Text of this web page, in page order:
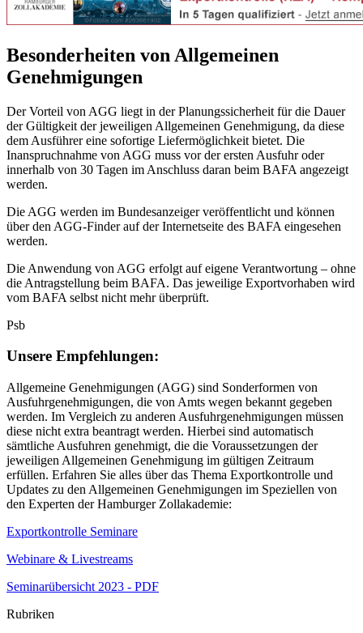
Besonderheiten von Allgemeinen
Genehmigungen
Der Vorteil von AGG liegt in der Planungssicherheit für die Dauer
der Gültigkeit der jeweiligen Allgemeinen Genehmigung, da diese
dem Ausführer eine sofortige Liefermöglichkeit bietet. Die
Inanspruchnahme von AGG muss vor der ersten Ausfuhr oder
innerhalb von 30 Tagen im Anschluss daran beim BAFA angezeigt
werden.
Die AGG werden im Bundesanzeiger veröffentlicht und können
über den AGG-Finder auf der Internetseite des BAFA eingesehen
werden.
Die Anwendung von AGG erfolgt auf eigene Verantwortung – ohne
die Antragstellung beim BAFA. Das jeweilige Exportvorhaben wird
vom BAFA selbst nicht mehr überprüft.
Psb
Unsere Empfehlungen:
Allgemeine Genehmigungen (AGG) sind Sonderformen von
Ausfuhrgenehmigungen, die von Amts wegen bekannt gegeben
werden. Im Vergleich zu anderen Ausfuhrgenehmigungen müssen
diese nicht extra beantragt werden. Hierbei sind automatisch
sämtliche Ausfuhren genehmigt, die die Voraussetzungen der
jeweiligen Allgemeinen Genehmigung im gültigen Zeitraum
erfüllen. Erfahren Sie alles über das Thema Exportkontrolle und
Updates zu den Allgemeinen Genehmigungen im Speziellen von
den Experten der Hamburger Zollakademie:
Exportkontrolle Seminare
Webinare & Livestreams
Seminarübersicht 2023 - PDF
Rubriken